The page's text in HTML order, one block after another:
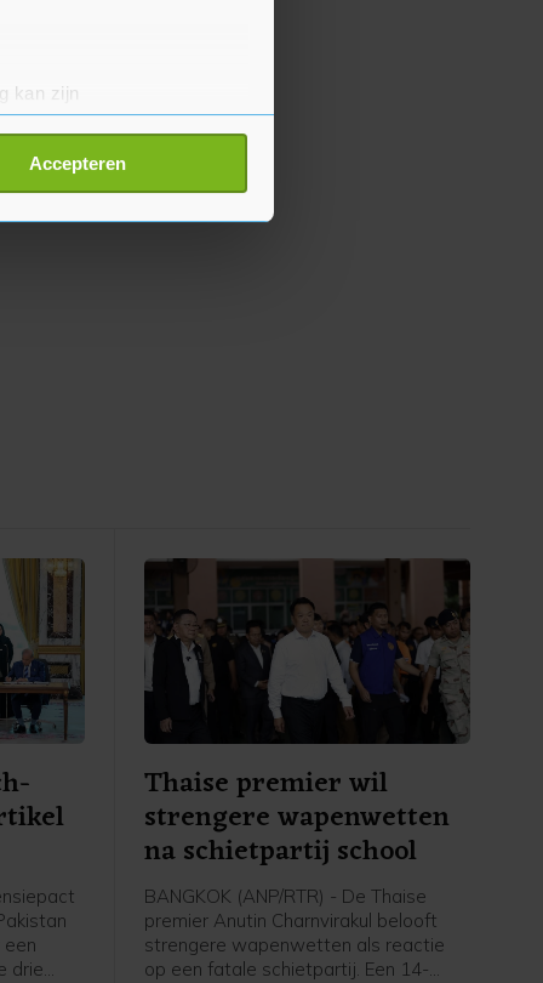
kan zijn
detailgedeelte
Accepteren
drie
Thaise premier wil
strengere wapenwetten
na schietpartij school
BANGKOK (ANP/RTR) - De Thaise
premier Anutin Charnvirakul belooft
strengere wapenwetten als reactie
op een fatale schietpartij. Een 14-